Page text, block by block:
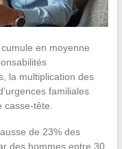
en moyenne
la multiplication des
familiales
tête.
de 23% des
des hommes entre 30